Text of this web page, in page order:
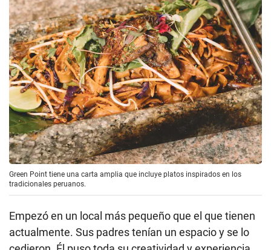
Green Point tiene una carta amplia que incluye platos inspirados en los
tradicionales peruanos.
Empezó en un local más pequeño que el que tienen
actualmente. Sus padres tenían un espacio y se lo